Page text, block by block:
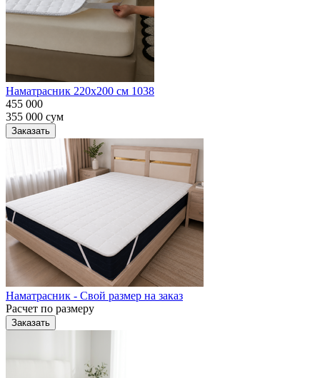
Наматрасник 220х200 см 1038
455 000
355 000 сум
Заказать
Наматрасник - Свой размер на заказ
Расчет по размеру
Заказать